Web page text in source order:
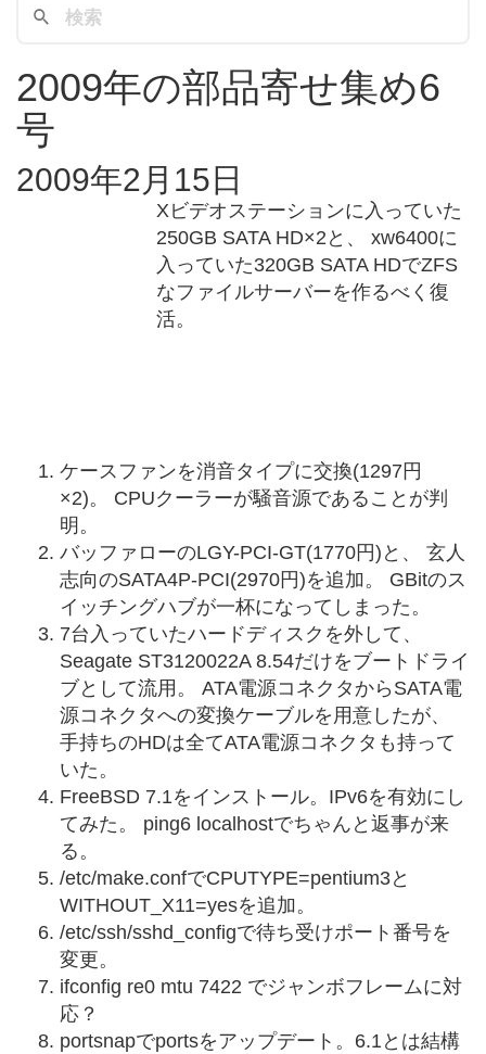
2009年の部品寄せ集め6
号
2009年2月15日
Xビデオステーションに入っていた
250GB SATA HD×2と、 xw6400に
入っていた320GB SATA HDでZFS
なファイルサーバーを作るべく復
活。
ケースファンを消音タイプに交換(1297円
×2)。 CPUクーラーが騒音源であることが判
明。
バッファローのLGY-PCI-GT(1770円)と、 玄人
志向のSATA4P-PCI(2970円)を追加。 GBitのス
イッチングハブが一杯になってしまった。
7台入っていたハードディスクを外して、
Seagate ST3120022A 8.54だけをブートドライ
ブとして流用。 ATA電源コネクタからSATA電
源コネクタへの変換ケーブルを用意したが、
手持ちのHDは全てATA電源コネクタも持って
いた。
FreeBSD 7.1をインストール。IPv6を有効にし
てみた。 ping6 localhostでちゃんと返事が来
る。
/etc/make.confでCPUTYPE=pentium3と
WITHOUT_X11=yesを追加。
/etc/ssh/sshd_configで待ち受けポート番号を
変更。
ifconfig re0 mtu 7422 でジャンボフレームに対
応？
portsnapでportsをアップデート。6.1とは結構